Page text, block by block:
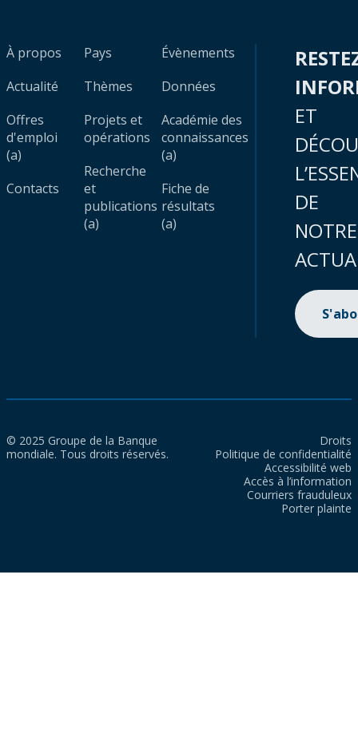
À propos
Actualité
Offres
d'emploi
(a)
Contacts
Pays
Thèmes
Projets et
opérations
Recherche
et
publications
(a)
Évènements
Données
Académie des
connaissances
(a)
Fiche de
résultats
(a)
ET
DE
NOTRE
© 2025 Groupe de la Banque
mondiale. Tous droits réservés.
Droits
Politique de confidentialité
Accessibilité web
Accès à l’information
Courriers frauduleux
Porter plainte